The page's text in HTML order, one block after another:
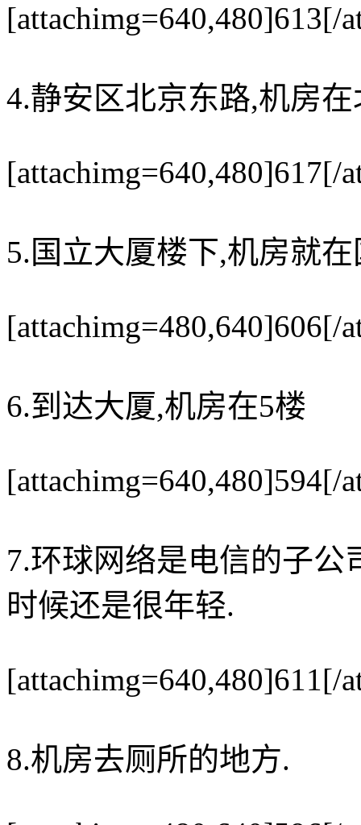
[attachimg=640,480]613[/
4.静安区北京东路,机房
[attachimg=640,480]617[/
5.国立大厦楼下,机房就
[attachimg=480,640]606[/
6.到达大厦,机房在5楼
[attachimg=640,480]594[/
7.环球网络是电信的子公
时候还是很年轻.
[attachimg=640,480]611[/
8.机房去厕所的地方.